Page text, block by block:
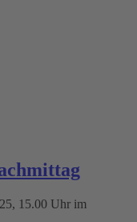
15.00 Uhr im